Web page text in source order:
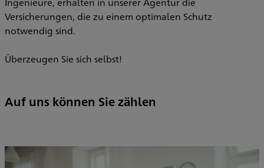
Versicherungen, die zu einem optimalen Schutz
notwendig sind.
Überzeugen Sie sich selbst!
Auf uns können Sie zählen